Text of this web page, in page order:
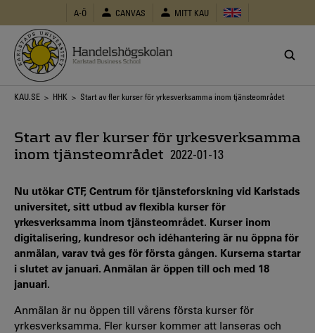
huvudinnehåll
A-Ö CANVAS MITT KAU
Länkstig
KAU.SE > HHK > Start av fler kurser för yrkesverksamma inom tjänsteområdet
Start av fler kurser för yrkesverksamma
inom tjänsteområdet 2022-01-13
Nu utökar CTF, Centrum för tjänsteforskning vid Karlstads
universitet, sitt utbud av flexibla kurser för
yrkesverksamma inom tjänsteområdet. Kurser inom
digitalisering, kundresor och idéhantering är nu öppna för
anmälan, varav två ges för första gången. Kurserna startar
i slutet av januari. Anmälan är öppen till och med 18
januari.
Anmälan är nu öppen till vårens första kurser för
yrkesverksamma. Fler kurser kommer att lanseras och